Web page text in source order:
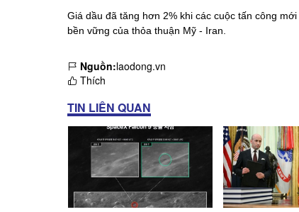
Giá dầu đã tăng hơn 2% khi các cuộc tấn công
bền vững của thỏa thuận Mỹ - Iran.
Nguồn:laodong.vn
Thích
TIN LIÊN QUAN